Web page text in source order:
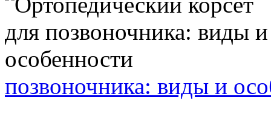
позвоночника: виды и